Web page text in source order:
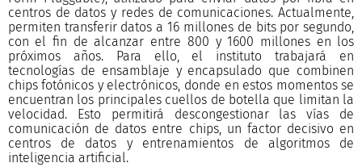
centros de datos y redes de comunicaciones. Actualmente,
permiten transferir datos a 16 millones de bits por segundo,
con el fin de alcanzar entre 800 y 1600 millones en los
próximos años. Para ello, el instituto trabajará en
tecnologías de ensamblaje y encapsulado que combinen
chips fotónicos y electrónicos, donde en estos momentos se
encuentran los principales cuellos de botella que limitan la
velocidad. Esto permitirá descongestionar las vías de
comunicación de datos entre chips, un factor decisivo en
centros de datos y entrenamientos de algoritmos de
inteligencia artificial.